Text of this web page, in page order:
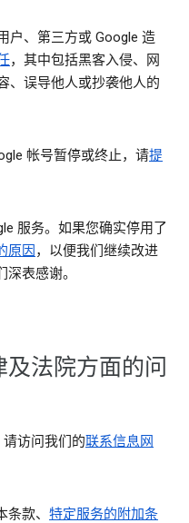
户、第三方或 Google 造
，其中包括黑客入侵、网
、误导他人或抄袭他人的
帐号暂停或终止，请提
服务。如果您确实停用了
原因 ，以便我们继续改进
表感谢。
法院方面的问
访问我们的联系信息网
款、 特定服务的附加条